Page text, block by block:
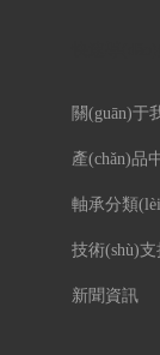
關(guān)于
產(chǎn)品
軸承分類
技術(shù)支
新聞資訊